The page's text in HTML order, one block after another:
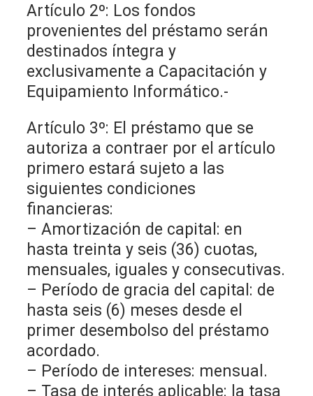
Artículo 2º: Los fondos
provenientes del préstamo serán
destinados íntegra y
exclusivamente a Capacitación y
Equipamiento Informático.-
Artículo 3º: El préstamo que se
autoriza a contraer por el artículo
primero estará sujeto a las
siguientes condiciones
financieras:
– Amortización de capital: en
hasta treinta y seis (36) cuotas,
mensuales, iguales y consecutivas.
– Período de gracia del capital: de
hasta seis (6) meses desde el
primer desembolso del préstamo
acordado.
– Período de intereses: mensual.
– Tasa de interés aplicable: la tasa